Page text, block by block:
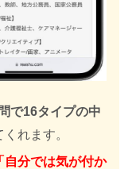
で16タイプの中
くれます。
自分では気が付か